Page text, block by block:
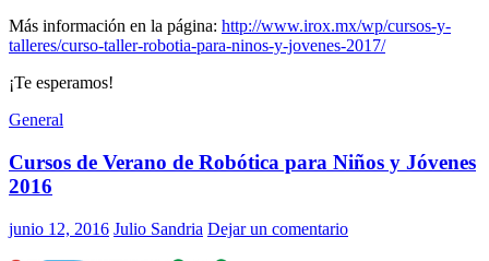
Más información en la página: http://www.irox.mx/wp/cursos-y-
talleres/curso-taller-robotia-para-ninos-y-jovenes-2017/
¡Te esperamos!
General
Cursos de Verano de Robótica para Niños y Jóvenes
2016
junio 12, 2016 Julio Sandria Dejar un comentario